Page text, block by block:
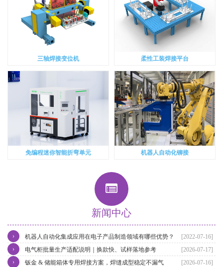
三轴焊接变位机 柔性工装焊接平台
免编程迷你智能折弯单元 机器人自动化铆接
新闻中心
[2022-07-16]
机器人自动化集成应用在电子产品制造领域有哪些优势？
›
[2026-07-17]
电气柜批量生产适配说明｜换款快、试样落地参考
›
[2026-07-16]
钣金 & 储能箱体专用焊接方案，焊缝成型稳定不漏气
›